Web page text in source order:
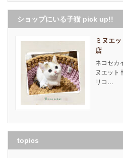
ショップにいる子猫 pick up!!
ミヌエ
店
ネコセカ
ヌエット
リコ…
topics